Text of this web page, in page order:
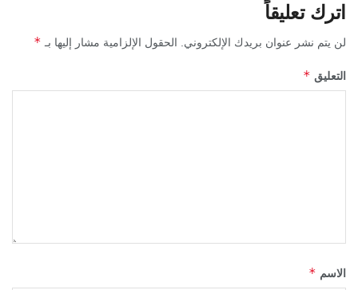
اترك تعليقاً
لن يتم نشر عنوان بريدك الإلكتروني. الحقول الإلزامية مشار إليها بـ *
التعليق *
الاسم *